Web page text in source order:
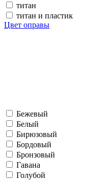
титан
титан и пластик
Цвет оправы
Бежевый
Белый
Бирюзовый
Бордовый
Бронзовый
Гавана
Голубой